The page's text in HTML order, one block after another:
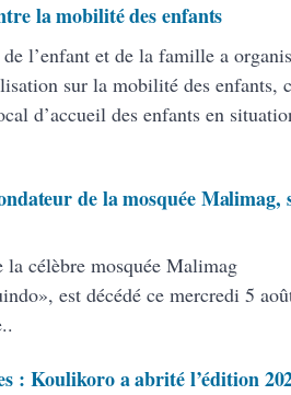
la mobilité des enfants
l’enfant et de la famille a
sur la mobilité des enfants,
d’accueil des enfants en
de la mosquée Malimag,
célèbre mosquée Malimag
est décédé ce mercredi 5
: Koulikoro a abrité l’édition